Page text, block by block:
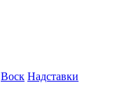
Воск Надставки